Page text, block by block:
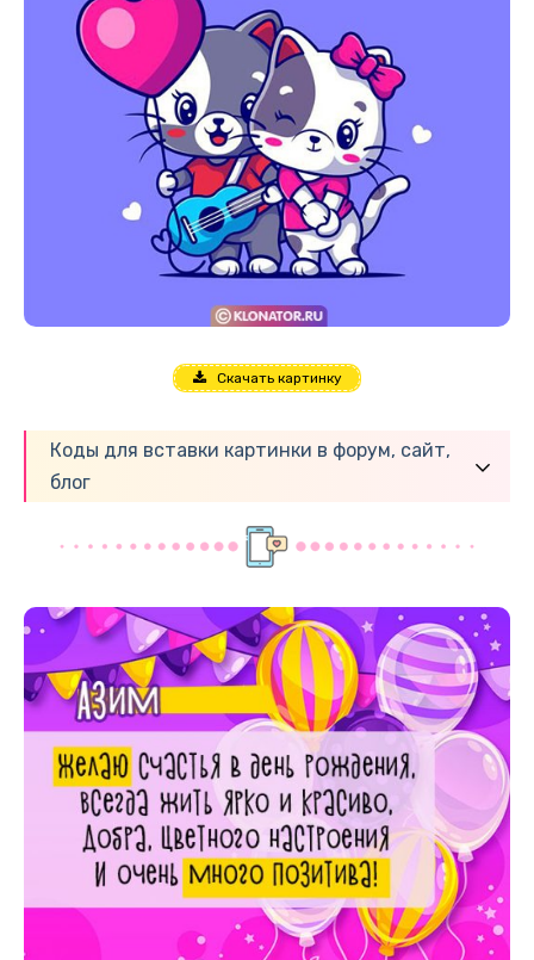
Скачать картинку
Коды для вставки картинки в форум, сайт,
блог